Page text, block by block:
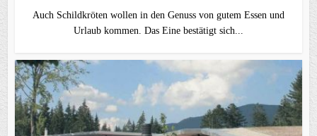
Auch Schildkröten wollen in den Genuss von gutem Essen und
Urlaub kommen. Das Eine bestätigt sich...